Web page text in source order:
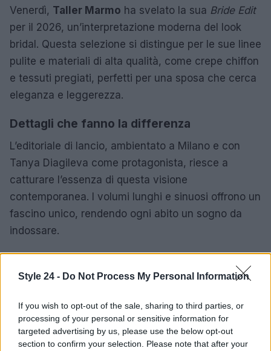
Style 24 - Do Not Process My Personal Information
If you wish to opt-out of the sale, sharing to third parties, or
processing of your personal or sensitive information for
targeted advertising by us, please use the below opt-out
section to confirm your selection. Please note that after your
Venerdì, Taller Marmo ha svelato la sua Bride Edit
per il 2026, un’interpretazione moderna del look
bridal. Questa selezione si distingue per le sue linee
pulite e materiali di alta qualità, come crepe chiffon
e tessuti pregiati, perfetti per una sposa che cerca
eleganza e leggerezza.
Dettagli che fanno la differenza
L’editoriale di lancio, ambientato a Milano e con
Tanya Diagileva come protagonista, riesce a
catturare l’essenza di questa visione
contemporanea. I volumi lunghi e sinuosi offrono un
fascino unico, rendendo ogni abito un sogno da
indossare.
Infine,Parajumpersha lanciato ilWinter Union
Parka, un capospalla che celebra l’unità e la
tecnici di alta qualità, questo parka non è solo un
capo d’abbigliamento, ma un simbolo di comunità e
rispetto per la natura.